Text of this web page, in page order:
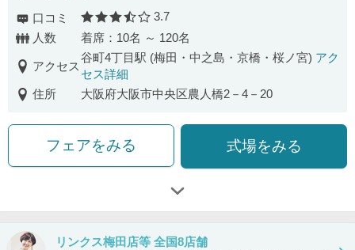
口コミ 口コミ評価
3.7
人数
着席：10名 ～ 120名
アクセス
谷町4丁目駅 (梅田・中之島・京橋・桜ノ宮) アク
セス詳細
住所
大阪府大阪市中央区農人橋2－4－20
フェアをみる 式場をみる
リンクス梅田店等 全国8店舗